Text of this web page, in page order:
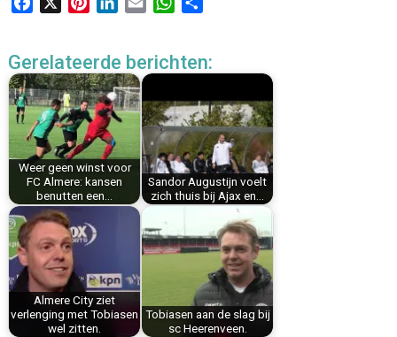
e
b
o
o
k
t
e
r
e
s
t
k
e
d
i
t
A
p
p
e
Gerelateerde berichten:
Weer geen winst voor
FC Almere: kansen
benutten een…
Sandor Augustijn voelt
zich thuis bij Ajax en…
Almere City ziet
verlenging met Tobiasen
wel zitten.
Tobiasen aan de slag bij
sc Heerenveen.